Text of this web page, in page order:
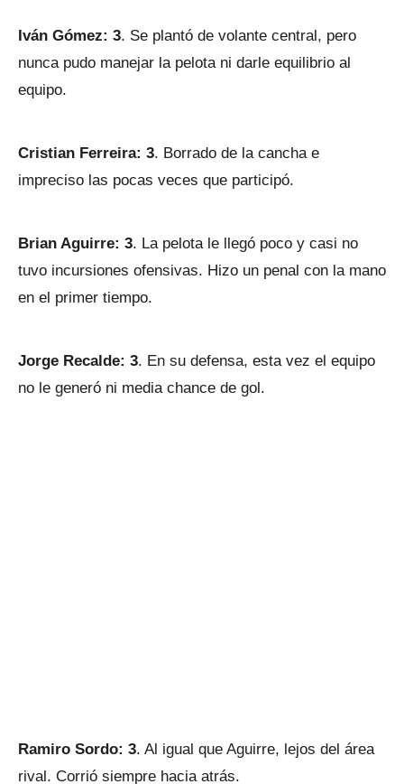
Iván Gómez: 3. Se plantó de volante central, pero
nunca pudo manejar la pelota ni darle equilibrio al
equipo.
Cristian Ferreira: 3. Borrado de la cancha e
impreciso las pocas veces que participó.
Brian Aguirre: 3. La pelota le llegó poco y casi no
tuvo incursiones ofensivas. Hizo un penal con la mano
en el primer tiempo.
Jorge Recalde: 3. En su defensa, esta vez el equipo
no le generó ni media chance de gol.
Ramiro Sordo: 3. Al igual que Aguirre, lejos del área
rival. Corrió siempre hacia atrás.